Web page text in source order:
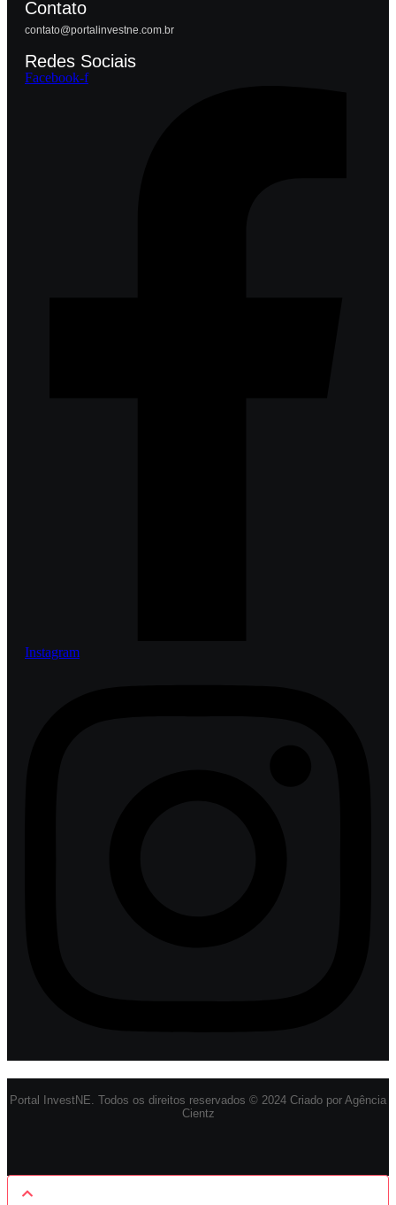
Contato
contato@portalinvestne.com.br
Redes Sociais
Facebook-f
Instagram
Portal InvestNE. Todos os direitos reservados © 2024 Criado por Agência
Cientz